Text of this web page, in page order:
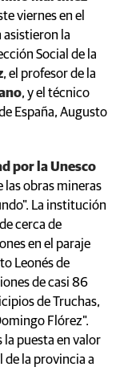
viernes en el
asistieron la
Social de la
, el profesor de la
, y el técnico
España, Augusto
por la Unesco
las obras mineras
La institución
cerca de
en el paraje
Leonés de
de casi 86
de Truchas,
Flórez".
la puesta en valor
la provincia a